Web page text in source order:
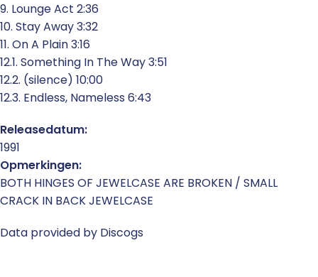
9. Lounge Act 2:36
10. Stay Away 3:32
11. On A Plain 3:16
12.1. Something In The Way 3:51
12.2. (silence) 10:00
12.3. Endless, Nameless 6:43
Releasedatum:
1991
Opmerkingen:
BOTH HINGES OF JEWELCASE ARE BROKEN / SMALL
CRACK IN BACK JEWELCASE
Data provided by Discogs